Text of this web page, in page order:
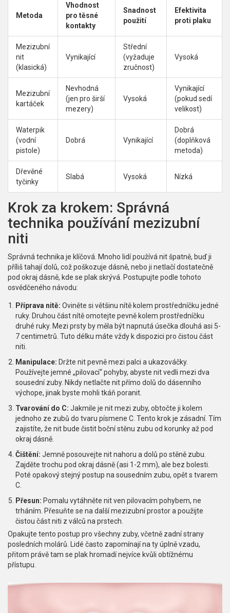
Metoda
Vhodnost
pro těsné
kontakty
Snadnost
použití
Efektivita
proti plaku
Mezizubní
nit
(klasická)
Vynikající
Střední
(vyžaduje
zručnost)
Vysoká
Mezizubní
kartáček
Nevhodná
(jen pro širší
mezery)
Vysoká
Vynikající
(pokud sedí
velikost)
Waterpik
(vodní
pistole)
Dobrá Vynikající
Dobrá
(doplňková
metoda)
Dřevěné
tyčinky
Slabá Vysoká Nízká
Krok za krokem: Správná
technika používání mezizubní
niti
Správná technika je klíčová. Mnoho lidí používá nit špatně, buď ji
příliš tahají dolů, což poškozuje dásně, nebo ji netlačí dostatečně
pod okraj dásně, kde se plak skrývá. Postupujte podle tohoto
osvědčeného návodu:
Příprava nitě: Oviněte si většinu nítě kolem prostředníčku jedné
ruky. Druhou část nítě omotejte pevně kolem prostředníčku
druhé ruky. Mezi prsty by měla být napnutá úsečka dlouhá asi 5-
7 centimetrů. Tuto délku máte vždy k dispozici pro čistou část
niti.
Manipulace: Držte nit pevně mezi palci a ukazováčky.
Používejte jemné „pilovací“ pohyby, abyste nit vedli mezi dva
sousední zuby. Nikdy netlačte nit přímo dolů do dásenního
výchope, jinak byste mohli tkáň poranit.
Tvarování do C: Jakmile je nit mezi zuby, obtočte ji kolem
jednoho ze zubů do tvaru písmene C. Tento krok je zásadní. Tím
zajistíte, že nit bude čistit boční stěnu zubu od korunky až pod
okraj dásně.
Čištění: Jemně posouvejte nit nahoru a dolů po stěně zubu.
Zajděte trochu pod okraj dásně (asi 1-2 mm), ale bez bolesti.
Poté opakový stejný postup na sousedním zubu, opět s tvarem
C.
Přesun: Pomalu vytáhněte nit ven pilovacím pohybem, ne
trháním. Přesuňte se na další mezizubní prostor a použijte
čistou část niti z válců na prstech.
Opakujte tento postup pro všechny zuby, včetně zadní strany
posledních molárů. Lidé často zapomínají na ty úplně vzadu,
přitom právě tam se plak hromadí nejvíce kvůli obtížnému
přístupu.